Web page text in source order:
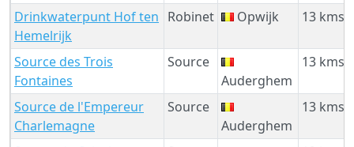
Drinkwaterpunt Hof ten
Hemelrijk
Robinet Opwijk 13 kms
Source des Trois
Fontaines
Source
Auderghem
13 kms
Source de l'Empereur
Charlemagne
Source
Auderghem
13 kms